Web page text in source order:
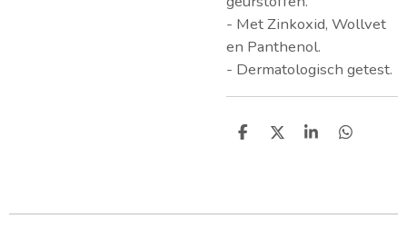
- Met Zinkoxid, Wollvet
en Panthenol.
- Dermatologisch getest.
D
D
S
D